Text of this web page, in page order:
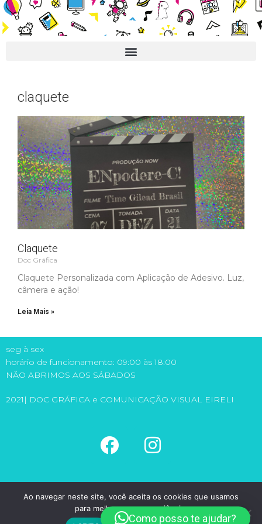
claquete
Claquete
Doc Gráfica
Claquete Personalizada com Aplicação de Adesivo​. Luz,
câmera e ação!
Leia Mais »
seg à sex
horário de funcionamento: 09:00 às 18:00
NÃO ABRIMOS AOS SÁBADOS
2021| DOC GRÁFICA e COMUNICAÇÃO VISUAL EIRELI
(11) 5581-6149
(11) 98971-1315
doc@docgrafica.com.br
Como posso te ajudar?
Ao navegar neste site, você aceita os cookies que usamos
para melhorar sua experiência.